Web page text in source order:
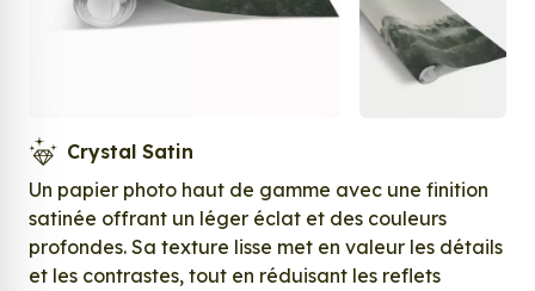
Crystal Satin
Un papier photo haut de gamme avec une finition
satinée offrant un léger éclat et des couleurs
profondes. Sa texture lisse met en valeur les détails
et les contrastes, tout en réduisant les reflets